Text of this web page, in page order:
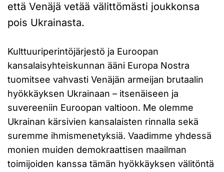
että Venäjä vetää välittömästi joukkonsa
pois Ukrainasta.
Kulttuuriperintöjärjestö ja Euroopan
kansalaisyhteiskunnan ääni Europa Nostra
tuomitsee vahvasti Venäjän armeijan brutaalin
hyökkäyksen Ukrainaan – itsenäiseen ja
suvereeniin Euroopan valtioon. Me olemme
Ukrainan kärsivien kansalaisten rinnalla sekä
suremme ihmismenetyksiä. Vaadimme yhdessä
monien muiden demokraattisen maailman
toimijoiden kanssa tämän hyökkäyksen välitöntä